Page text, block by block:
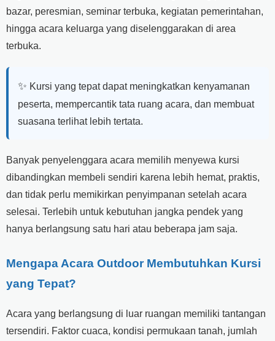
bazar, peresmian, seminar terbuka, kegiatan pemerintahan,
hingga acara keluarga yang diselenggarakan di area
terbuka.
✨ Kursi yang tepat dapat meningkatkan kenyamanan
peserta, mempercantik tata ruang acara, dan membuat
suasana terlihat lebih tertata.
Banyak penyelenggara acara memilih menyewa kursi
dibandingkan membeli sendiri karena lebih hemat, praktis,
dan tidak perlu memikirkan penyimpanan setelah acara
selesai. Terlebih untuk kebutuhan jangka pendek yang
hanya berlangsung satu hari atau beberapa jam saja.
Mengapa Acara Outdoor Membutuhkan Kursi
yang Tepat?
Acara yang berlangsung di luar ruangan memiliki tantangan
tersendiri. Faktor cuaca, kondisi permukaan tanah, jumlah